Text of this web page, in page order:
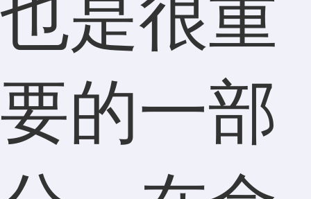
也是很重
要的一部